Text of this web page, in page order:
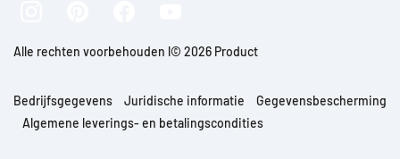
Alle rechten voorbehouden l© 2026 Product
Bedrijfsgegevens Juridische informatie
Gegevensbescherming
Algemene leverings- en betalingscondities